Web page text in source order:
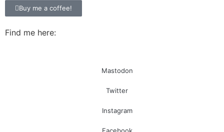
Buy me a coffee!
Find me here:
Mastodon
Twitter
Instagram